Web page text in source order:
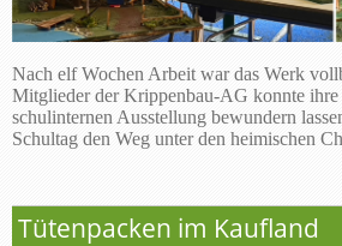
Nach elf Wochen Arbeit war das Werk
Mitglieder der Krippenbau-AG konnte ihre
schulinternen Ausstellung bewundern
Schultag den Weg unter den heimischen
Tütenpacken im Kaufland